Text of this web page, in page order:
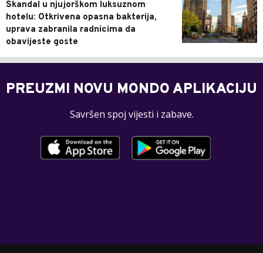
Skandal u njujorškom luksuznom
hotelu: Otkrivena opasna bakterija,
uprava zabranila radnicima da
obavijeste goste
PREUZMI NOVU MONDO APLIKACIJU
Savršen spoj vijesti i zabave.